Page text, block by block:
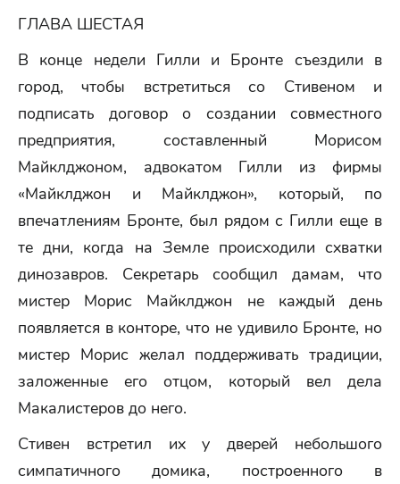
ГЛАВА ШЕСТАЯ
В конце недели Гилли и Бронте съездили в
город, чтобы встретиться со Стивеном и
подписать договор о создании совместного
предприятия, составленный Морисом
Майклджоном, адвокатом Гилли из фирмы
«Майклджон и Майклджон», который, по
впечатлениям Бронте, был рядом с Гилли еще в
те дни, когда на Земле происходили схватки
динозавров. Секретарь сообщил дамам, что
мистер Морис Майклджон не каждый день
появляется в конторе, что не удивило Бронте, но
мистер Морис желал поддерживать традиции,
заложенные его отцом, который вел дела
Макалистеров до него.
Стивен встретил их у дверей небольшого
симпатичного домика, построенного в